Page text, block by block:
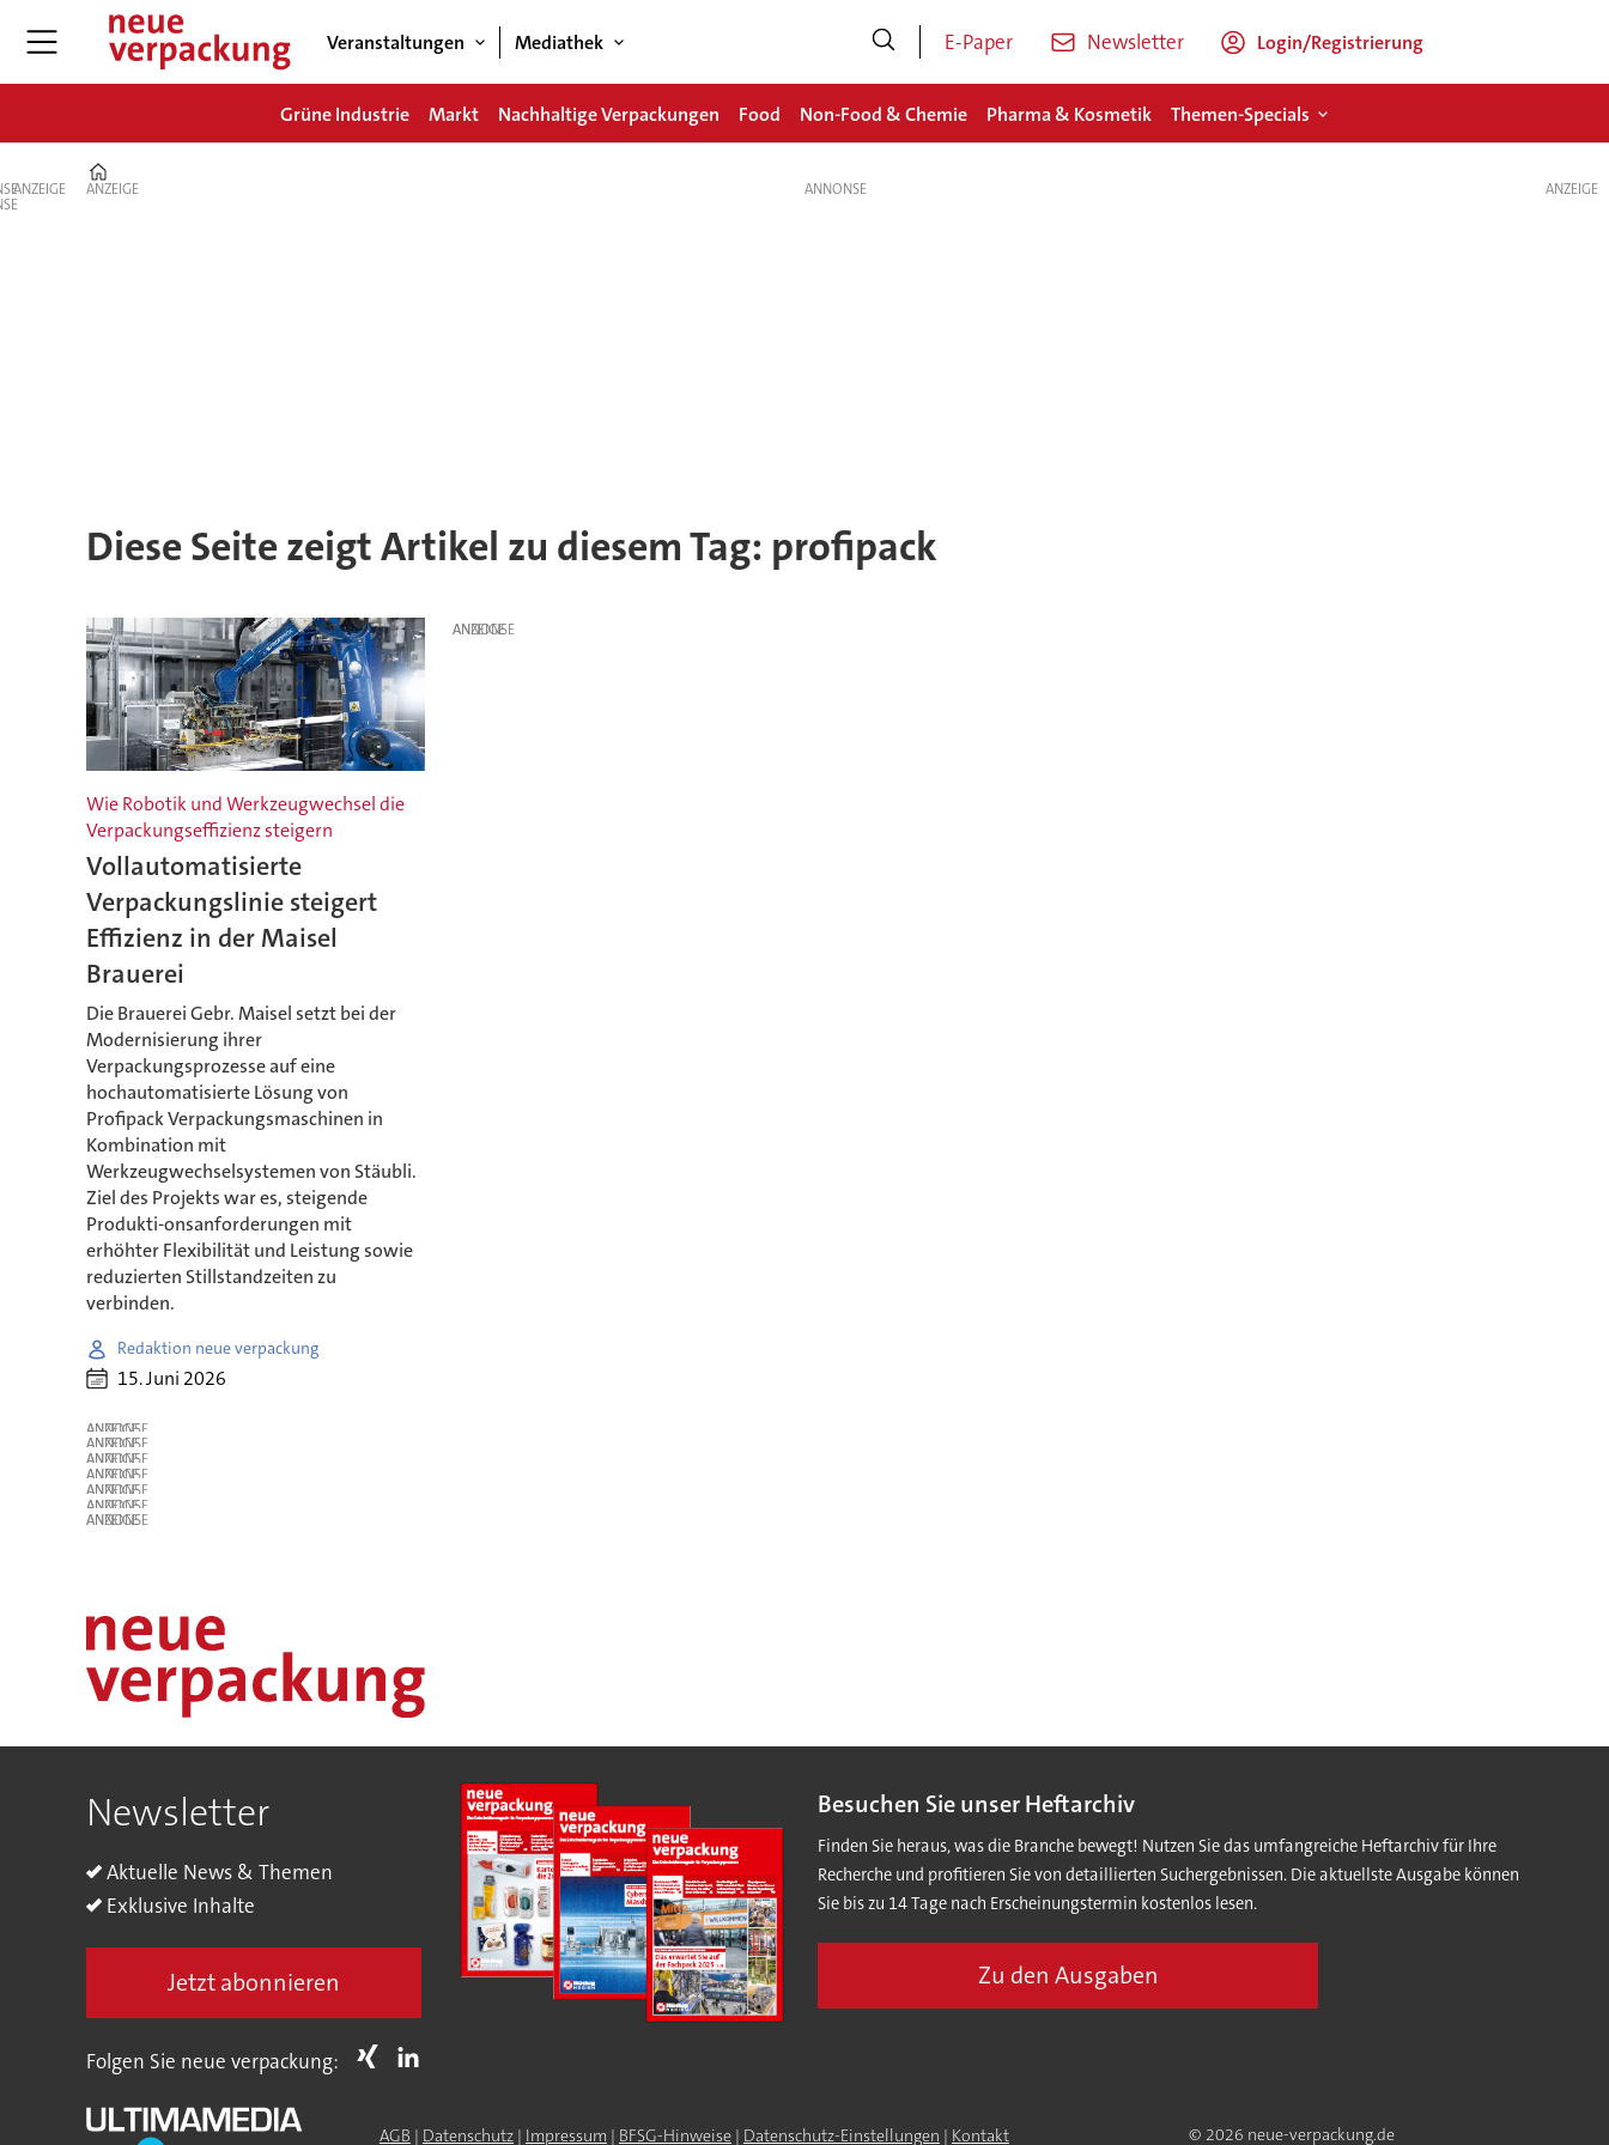
Veranstaltungen Mediathek E-Paper Newsletter Login/Registrierung
Grüne Industrie Markt Nachhaltige Verpackungen Food Non-Food & Chemie Pharma & Kosmetik Themen-Specials
ANZEIGE ANZEIGE
Diese Seite zeigt Artikel zu diesem Tag: profipack
Wie Robotik und Werkzeugwechsel die
Verpackungseffizienz steigern
Vollautomatisierte
Verpackungslinie steigert
Effizienz in der Maisel
Brauerei
Die Brauerei Gebr. Maisel setzt bei der
Modernisierung ihrer
Verpackungsprozesse auf eine
hochautomatisierte Lösung von
Profipack Verpackungsmaschinen in
Kombination mit
Werkzeugwechselsystemen von Stäubli.
Ziel des Projekts war es, steigende
Produkti-onsanforderungen mit
erhöhter Flexibilität und Leistung sowie
reduzierten Stillstandzeiten zu
verbinden.
Redaktion neue verpackung
15. Juni 2026
ANZEIGE
ANZEIGE
ANZEIGE
ANZEIGE
ANZEIGE
ANZEIGE
ANZEIGE
ANZEIGE
ANZEIGE
Newsletter
Aktuelle News & Themen
Exklusive Inhalte
Jetzt abonnieren
Besuchen Sie unser Heftarchiv
Finden Sie heraus, was die Branche bewegt! Nutzen Sie das umfangreiche Heftarchiv für Ihre
Recherche und profitieren Sie von detaillierten Suchergebnissen. Die aktuellste Ausgabe können
Sie bis zu 14 Tage nach Erscheinungstermin kostenlos lesen.
Zu den Ausgaben
Folgen Sie neue verpackung:
AGB | Datenschutz| Impressum | BFSG-Hinweise| Datenschutz-Einstellungen | Kontakt © 2026 neue-verpackung.de